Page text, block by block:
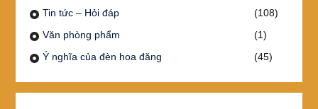
Tin tức – Hỏi đáp
(108)
Văn phòng phẩm
(1)
Ý nghĩa của đèn hoa đăng
(45)